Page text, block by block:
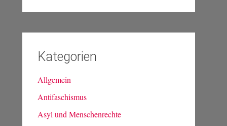
Kategorien
Allgemein
Antifaschismus
Asyl und Menschenrechte